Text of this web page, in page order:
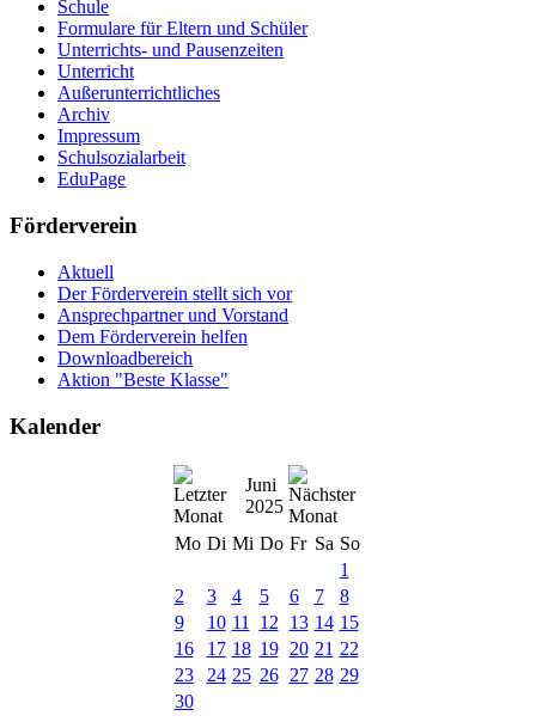
Schule
Formulare für Eltern und Schüler
Unterrichts- und Pausenzeiten
Unterricht
Außerunterrichtliches
Archiv
Impressum
Schulsozialarbeit
EduPage
Förderverein
Aktuell
Der Förderverein stellt sich vor
Ansprechpartner und Vorstand
Dem Förderverein helfen
Downloadbereich
Aktion "Beste Klasse"
Kalender
Juni
2025
Mo Di Mi Do Fr Sa So
1
2
3 4 5 6 7
8
9
10 11 12 13 14 15
16
17 18 19 20 21 22
23
24 25 26 27 28 29
30